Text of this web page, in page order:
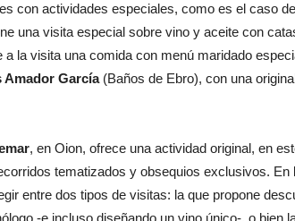
con actividades especiales, como es el caso de
una visita especial sobre vino y aceite con
a la visita una comida con menú maridado
Amador García(Baños de Ebro), con una
, en Oion, ofrece una actividad original, en
tematizados y obsequios exclusivos. En
entre dos tipos de visitas: la que propone